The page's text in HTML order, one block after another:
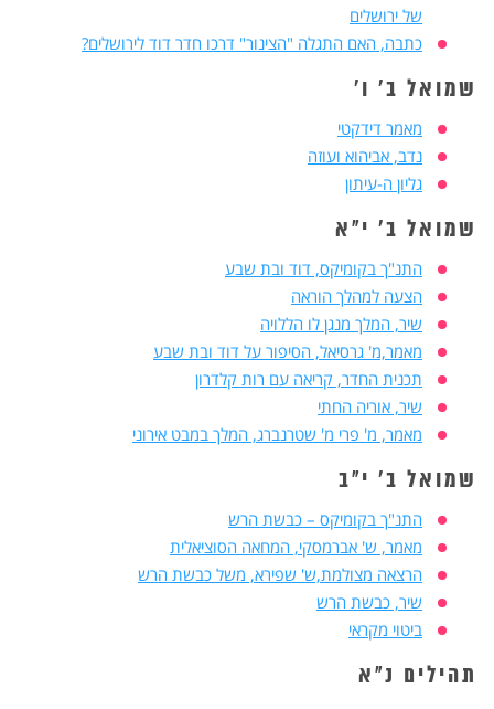
של ירושלים
כתבה, האם התגלה "הצינור" דרכו חדר דוד לירושלים?
שמואל ב' ו'
מאמר דידקטי
נדב, אביהוא ועוזה
גליון ה-עיתון
שמואל ב' י"א
התנ"ך בקומיקס, דוד ובת שבע
הצעה למהלך הוראה
שיר, המלך מנגן לו הללויה
מאמר,מ' גרסיאל, הסיפור על דוד ובת שבע
תכנית החדר, קריאה עם רות קלדרון
שיר, אוריה החתי
מאמר, מ' פרי מ' שטרנברג, המלך במבט אירוני
שמואל ב' י"ב
התנ"ך בקומיקס – כבשת הרש
מאמר, ש' אברמסקי, המחאה הסוציאלית
הרצאה מצולמת,ש' שפירא, משל כבשת הרש
שיר, כבשת הרש
ביטוי מקראי
תהילים נ"א